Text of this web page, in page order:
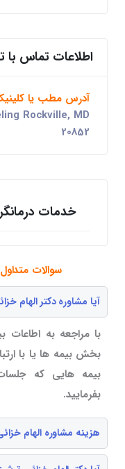
اطلاعات تماس با
آدرس مطب یا
Rockville, MD
20852
خدمات درمانگر
سوالات
آیا مشاوره دکتر الهام
با مراجعه به اطاعات
بخش بیمه ها یا با
بیمه هایی که
بفرمایید.
هزینه مشاوره الهام